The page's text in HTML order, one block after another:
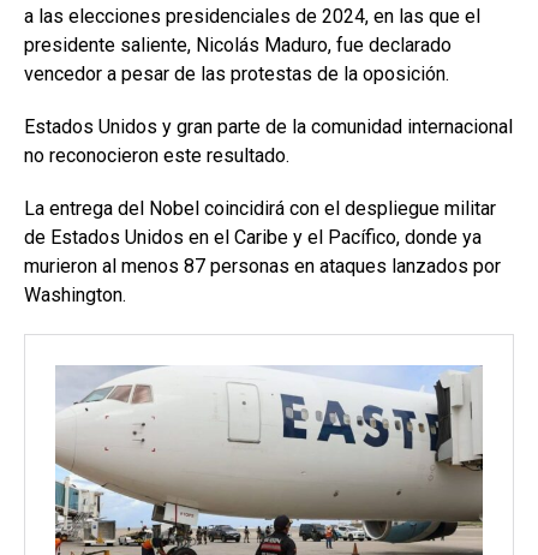
a las elecciones presidenciales de 2024, en las que el
presidente saliente, Nicolás Maduro, fue declarado
vencedor a pesar de las protestas de la oposición.
Estados Unidos y gran parte de la comunidad internacional
no reconocieron este resultado.
La entrega del Nobel coincidirá con el despliegue militar
de Estados Unidos en el Caribe y el Pacífico, donde ya
murieron al menos 87 personas en ataques lanzados por
Washington.